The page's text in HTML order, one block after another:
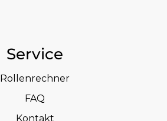
Service
Rollenrechner
FAQ
Kontakt